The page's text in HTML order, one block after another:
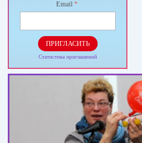
Email *
ПРИГЛАСИТЬ
Статистика приглашений